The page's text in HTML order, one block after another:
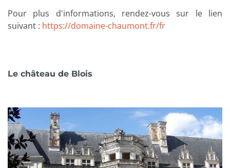
Pour plus d'informations, rendez-vous sur le lien
suivant : https://domaine-chaumont.fr/fr
Le château de Blois